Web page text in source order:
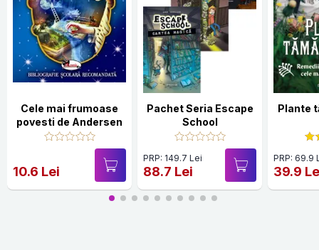
Cele mai frumoase
povesti de Andersen
10.6 Lei
Pachet Seria Escape
School
PRP: 149.7 Lei
88.7 Lei
Plante
PRP: 69.9
39.9